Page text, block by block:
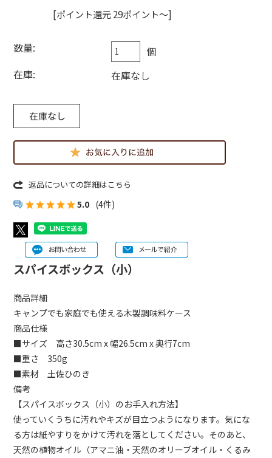
[ポイント還元 29ポイント～]
数量:
個
在庫:
在庫なし
返品についての詳細はこちら
5.0 (4件)
スパイスボックス（小）
商品詳細
キャンプでも家庭でも使える木製調味料ケース
商品仕様
■サイズ 高さ30.5cm x 幅26.5cm x 奥行7cm
■重さ 350g
■素材 土佐ひのき
備考
【スパイスボックス（小）のお手入れ方法】
使っていくうちに汚れやキズが目立つようになります。気にな
る方は紙やすりをかけて汚れを落としてください。そのあと、
天然の植物オイル（アマニ油・天然のオリーブオイル・くるみ